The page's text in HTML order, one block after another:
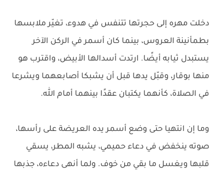
دخلت مهره إلى حجرتها تتنفس في هدوء، تغيّر ملابسها
بطمأنينة العروس، بينما كان أسمر في الركن الآخر
يستبدل ثيابه أيضًا. ارتدت أسدالها الأبيض، واقترب هو
منها بوقار، وقبّل يدها قبل أن يشبكا أصابعهما ويشرعا
في الصلاة، كأنهما يكتبان عقدًا بينهما أمام الله.
وما إن انتهيا حتى وضع أسمر يده العريضة على رأسها،
صوته ينخفض في دعاء حميمي، يشبه المطر، يسقي
قلبها ويغسل ما بقي من خوف. ولما أنهى دعاءه، جذبها